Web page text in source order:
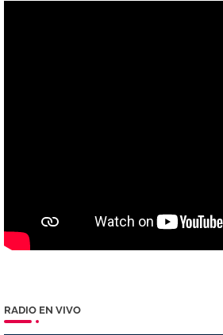
RADIO EN VIVO